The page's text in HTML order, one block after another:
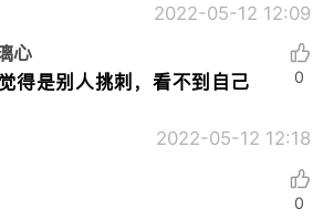
2022-05-12 12:09
心
得是别人挑刺，看不到自己
2022-05-12 12:18
0
0